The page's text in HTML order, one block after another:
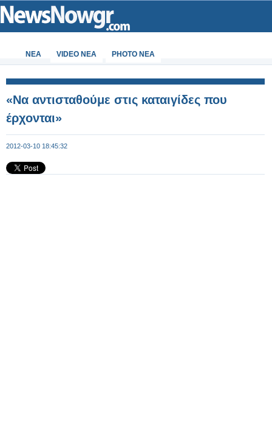
ΝΕΑ VIDEO NEA PHOTO NEA
«Να αντισταθούμε στις καταιγίδες που
έρχονται»
2012-03-10 18:45:32